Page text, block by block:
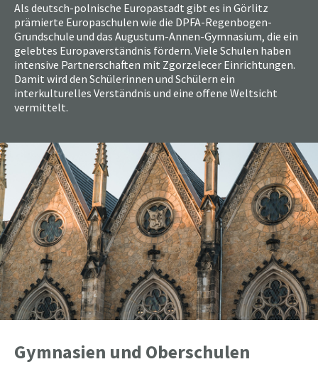
Als deutsch-polnische Europastadt gibt es in Görlitz
prämierte Europaschulen wie die DPFA-Regenbogen-
Grundschule und das Augustum-Annen-Gymnasium, die ein
gelebtes Europaverständnis fördern. Viele Schulen haben
intensive Partnerschaften mit Zgorzelecer Einrichtungen.
Damit wird den Schülerinnen und Schülern ein
interkulturelles Verständnis und eine offene Weltsicht
vermittelt.
Gymnasien und Oberschulen